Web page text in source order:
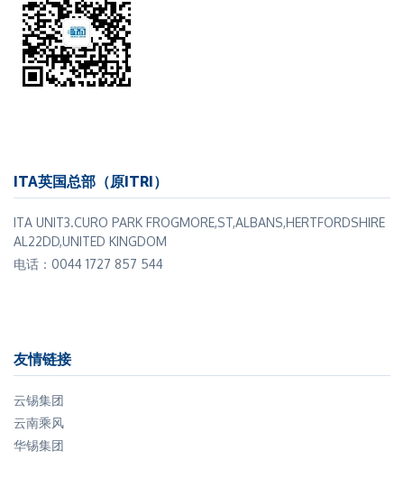
ITA英国总部（原ITRI）
ITA UNIT3.CURO PARK FROGMORE,ST,ALBANS,HERTFORDSHIRE
AL22DD,UNITED KINGDOM
电话：0044 1727 857 544
友情链接
云锡集团
云南乘风
华锡集团